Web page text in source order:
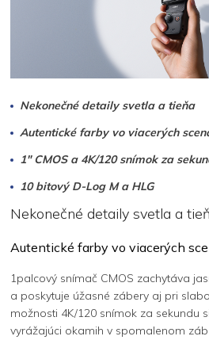
Nekonečné detaily svetla a tieňa
Autentické farby vo viacerých
1" CMOS a 4K/120 snímok za
10 bitový D-Log M a HLG
Nekonečné detaily svetla a
Autentické farby vo viacerých
1palcový snímač CMOS zachytáva
a poskytuje úžasné zábery aj pri
možnosti 4K/120 snímok za sekundu
vyrážajúci okamih v spomalenom